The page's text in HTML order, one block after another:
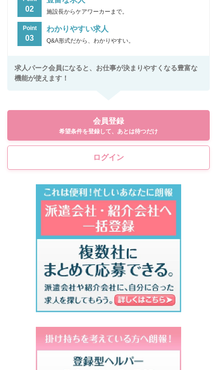
02 施設長からケアワーカーまで。
Point
03
わかりやすい求人
Q&A形式だから、わかりやすい。
求人パーク会員になると、お仕事が決まりやすくなる豊富な
機能が使えます！
会員登録
希望条件を登録して、あとは待つだけ
ログイン